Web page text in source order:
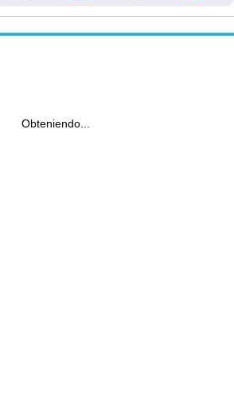
Obteniendo...